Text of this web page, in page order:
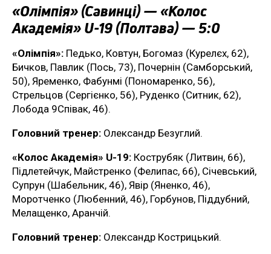
«Олімпія» (Савинці) — «Колос
Академія» U-19 (Полтава) — 5:0
«Олімпія»: Педько, Ковтун, Богомаз (Курелєх, 62),
Бичков, Павлик (Пось, 73), Почернін (Самборський,
50), Яременко, Фабунмі (Пономаренко, 56),
Стрельцов (Сергієнко, 56), Руденко (Ситник, 62),
Лобода 9Співак, 46).
Головний тренер: Олександр Безуглий.
«Колос Академія» U-19: Кострубяк (Литвин, 66),
Підлетейчук, Майстренко (Фелипас, 66), Січевський,
Супрун (Шабельник, 46), Явір (Яненко, 46),
Моротченко (Любенний, 46), Горбунов, Піддубний,
Мелащенко, Аранчій.
Головний тренер: Олександр Кострицький.